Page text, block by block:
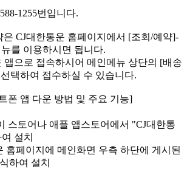
1255번입니다.
은 CJ대한통운 홈페이지에서 [조회/예약]-
를 이용하시면 됩니다.
앱으로 접속하시어 메인메뉴 상단의 [배송
택하여 접수하실 수 있습니다.
폰 앱 다운 방법 및 주요 기능]
스토어나 애플 앱스토어에서 "CJ대한통
설치
홈페이지에 메인화면 우측 하단에 게시된
하여 설치